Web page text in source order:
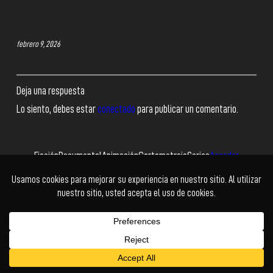
febrero 9, 2026
Deja una respuesta
Lo siento, debes estarconectado para publicar un comentario.
FicciónDocumentalAnimaciónCortometrajeSeriesAcceder
Facebook
Twitter
Instagram
YouTube